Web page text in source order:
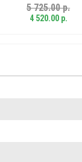
бескамерные
5 725.00 р.
4 520.00 р.